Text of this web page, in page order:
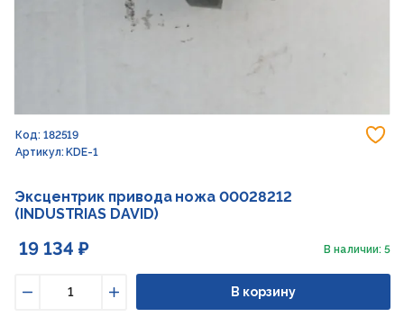
Код: 182519
Артикул: KDE-1
Эксцентрик привода ножа 00028212
(INDUSTRIAS DAVID)
19 134 ₽ В наличии: 5
Увеличить
В корзину